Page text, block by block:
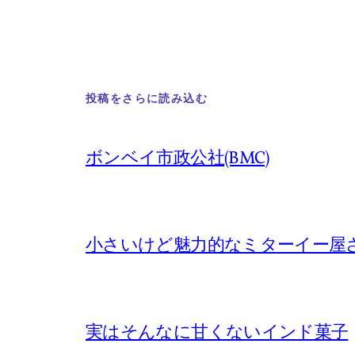
投稿をさらに読み込む
ボンベイ市政公社(BMC)
小さいけど魅力的なミターイー屋
実はそんなに甘くないインド菓子